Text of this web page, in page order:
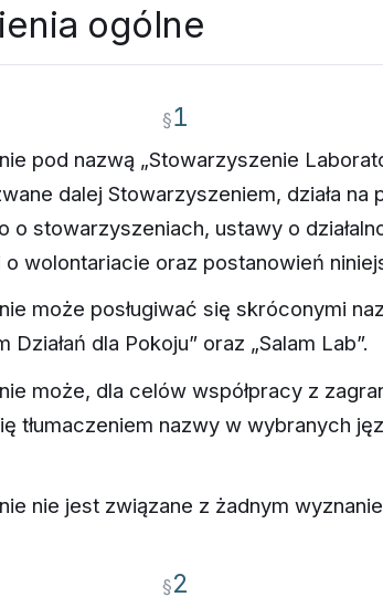
ogólne
§1
pod nazwą „Stowarzyszenie
dalej Stowarzyszeniem, działa na
o stowarzyszeniach, ustawy o
wolontariacie oraz postanowień
może posługiwać się skróconymi
Działań dla Pokoju” oraz „Salam Lab”.
może, dla celów współpracy z
tłumaczeniem nazwy w wybranych
nie jest związane z żadnym
§2